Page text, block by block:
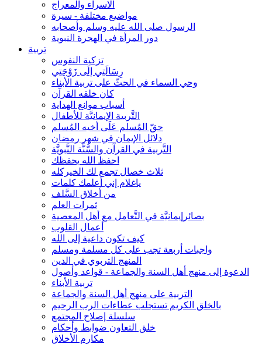
الاسراء والمعراج
مواضيع مختلفة - سيرة
الرسول صلى الله عليه وسلم وأصحابه
دور المرأة في الهجرة النبوية
تربية
تزكية النفوس
رِسَالَتِي إلَى زَوْجَتِي
وحي السماء في الحثّ على تربية الأبناء
كان خلقه القرآن
أسباب موانع الهداية
التَّربية الإيمانيَّة للأطفال
حقّ المُسلم عَلَى أخيه المُسلم
دلائل الإيمان في شهر رمضان
التَّربية في القرآن والسُّنَّة النَّبويَّة
احفظ الله يحفظك
ثلاث خصال تجمع لك الخيركله
ياغلام إني أعلمك كلمات
من أخلاق السَّلف
ثمرات العلم
بصائرإيمانيَّة في التَّعامل مع أهل المعصية
أعمال القلوب
كيف تكون داعية إلى الله
واجبات أربعة تجب على كل مسلمة ومسلم
المنهج التربوي في الدين
الدعوة إلى منهج أهل السنة والجماعة - قواعد وأصول
تربية الأبناء
التربية على منهج أهل السنة والجماعة
بالخلق الكريم تستجلب عطاءات الرب الرحيم
سلسلة إصلاح المجتمع
خلق التعاون ضوابط وأحكام
مكارم الأخلاق